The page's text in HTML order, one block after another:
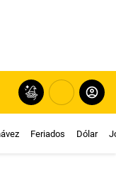
Feriados Dólar